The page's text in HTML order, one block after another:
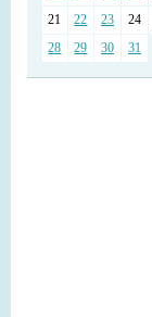
21
22 23 24
28
29 30 31